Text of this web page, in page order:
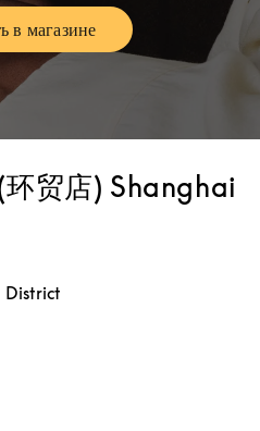
в магазине
Link Opens in New Tab
贸店) Shanghai
District